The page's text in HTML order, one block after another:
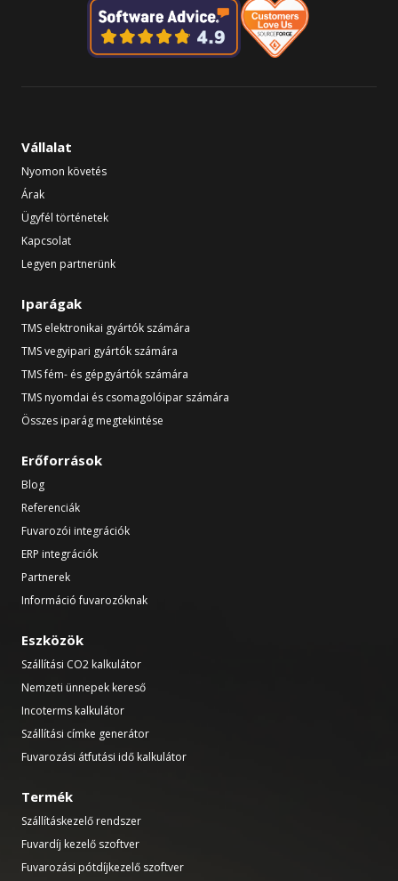
Vállalat
Nyomon követés
Árak
Ügyfél történetek
Kapcsolat
Legyen partnerünk
Iparágak
TMS elektronikai gyártók számára
TMS vegyipari gyártók számára
TMS fém- és gépgyártók számára
TMS nyomdai és csomagolóipar számára
Összes iparág megtekintése
Erőforrások
Blog
Referenciák
Fuvarozói integrációk
ERP integrációk
Partnerek
Információ fuvarozóknak
Eszközök
Szállítási CO2 kalkulátor
Nemzeti ünnepek kereső
Incoterms kalkulátor
Szállítási címke generátor
Fuvarozási átfutási idő kalkulátor
Termék
Szállításkezelő rendszer
Fuvardíj kezelő szoftver
Fuvarozási pótdíjkezelő szoftver